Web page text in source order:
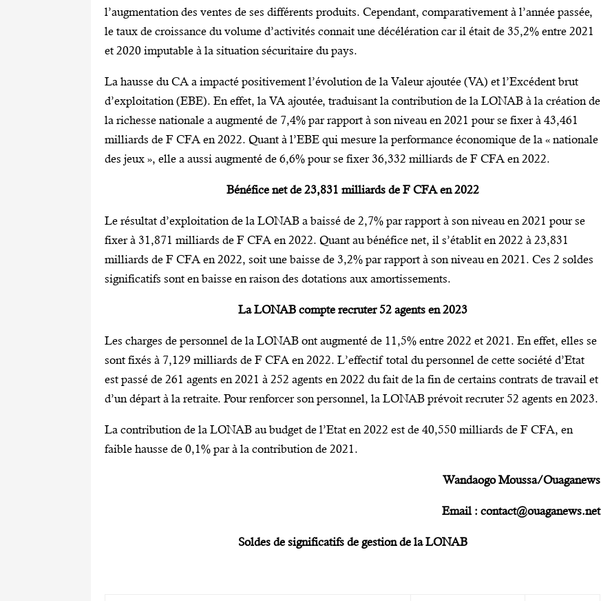
l’augmentation des ventes de ses différents produits. Cependant, comparativement à l’année passée,
le taux de croissance du volume d’activités connait une décélération car il était de 35,2% entre 2021
et 2020 imputable à la situation sécuritaire du pays.
La hausse du CA a impacté positivement l’évolution de la Valeur ajoutée (VA) et l’Excédent brut
d’exploitation (EBE). En effet, la VA ajoutée, traduisant la contribution de la LONAB à la création de
la richesse nationale a augmenté de 7,4% par rapport à son niveau en 2021 pour se fixer à 43,461
milliards de F CFA en 2022. Quant à l’EBE qui mesure la performance économique de la « nationale
des jeux », elle a aussi augmenté de 6,6% pour se fixer 36,332 milliards de F CFA en 2022.
Bénéfice net de 23,831 milliards de F CFA en 2022
Le résultat d’exploitation de la LONAB a baissé de 2,7% par rapport à son niveau en 2021 pour se
fixer à 31,871 milliards de F CFA en 2022. Quant au bénéfice net, il s’établit en 2022 à 23,831
milliards de F CFA en 2022, soit une baisse de 3,2% par rapport à son niveau en 2021. Ces 2 soldes
significatifs sont en baisse en raison des dotations aux amortissements.
La LONAB compte recruter 52 agents en 2023
Les charges de personnel de la LONAB ont augmenté de 11,5% entre 2022 et 2021. En effet, elles se
sont fixés à 7,129 milliards de F CFA en 2022. L’effectif total du personnel de cette société d’Etat
est passé de 261 agents en 2021 à 252 agents en 2022 du fait de la fin de certains contrats de travail et
d’un départ à la retraite. Pour renforcer son personnel, la LONAB prévoit recruter 52 agents en 2023.
La contribution de la LONAB au budget de l’Etat en 2022 est de 40,550 milliards de F CFA, en
faible hausse de 0,1% par à la contribution de 2021.
Wandaogo Moussa/Ouaganews
Email : contact@ouaganews.net
Soldes de significatifs de gestion de laLONAB